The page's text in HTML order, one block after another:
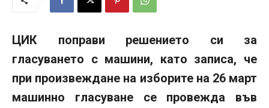
ЦИК поправи решението си за
гласуването с машини, като записа, че
при произвеждане на изборите на 26 март
машинно гласуване се провежда във